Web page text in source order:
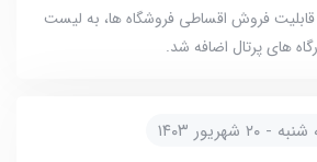
فروش اقساطی فروشگاه ها، به لیست
های پرتال اضافه شد.
- ۲۰ شهریور ۱۴۰۳